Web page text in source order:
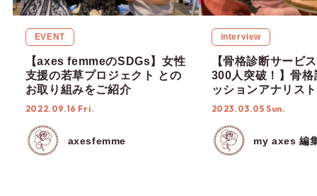
EVENT
【axes femmeのSDGs】女性
支援の若草プロジェクト との
お取り組みをご紹介
2022.09.16 Fri.
axesfemme
interview
【骨格診断サービ
300人突破！】骨格
ッションアナリス
「”意味のある接客
て常にプロフェッ
ありたい。」
2023.03.05 Sun.
my axes 編